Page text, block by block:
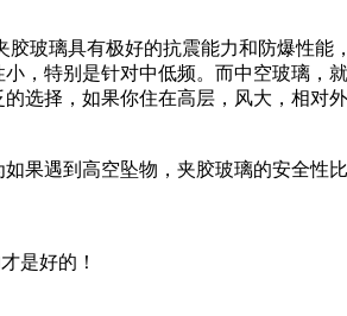
玻璃具有极好的抗震能力和防爆性能
，特别是针对中低频。而中空玻璃，
选择，如果你住在高层，风大，相对
果遇到高空坠物，夹胶玻璃的安全性
是好的！